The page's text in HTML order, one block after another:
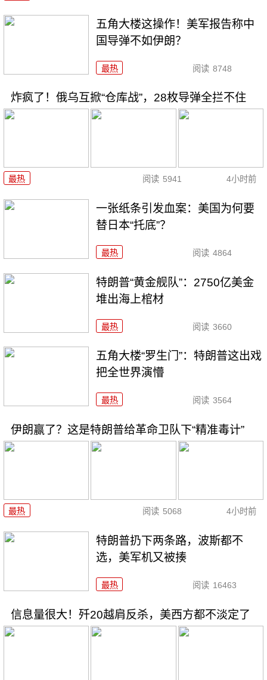
五角大楼这操作！美军报告称中
国导弹不如伊朗？
最热 阅读 8748
炸疯了！俄乌互掀“仓库战”，28枚导弹全拦不住
最热 阅读 5941 4小时前
一张纸条引发血案：美国为何要
替日本“托底”？
最热 阅读 4864
特朗普“黄金舰队”：2750亿美金
堆出海上棺材
最热 阅读 3660
五角大楼“罗生门”：特朗普这出戏
把全世界演懵
最热 阅读 3564
伊朗赢了？这是特朗普给革命卫队下“精准毒计”
最热 阅读 5068 4小时前
特朗普扔下两条路，波斯都不
选，美军机又被揍
最热 阅读 16463
信息量很大！歼20越肩反杀，美西方都不淡定了